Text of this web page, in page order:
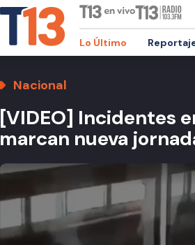
Lo Último
Nacional
[VIDEO] Incidentes
marcan nueva